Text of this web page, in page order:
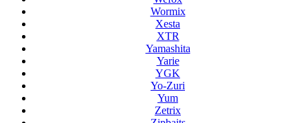
Wormix
Xesta
XTR
Yamashita
Yarie
YGK
Yo-Zuri
Yum
Zetrix